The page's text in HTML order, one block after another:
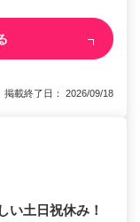
載終了日： 2026/09/18
い土日祝休み！